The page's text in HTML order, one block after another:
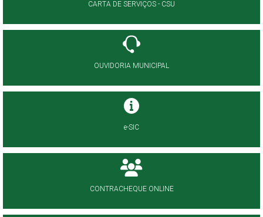
CARTA DE SERVIÇOS - CSU
OUVIDORIA MUNICIPAL
e-SIC
CONTRACHEQUE ONLINE